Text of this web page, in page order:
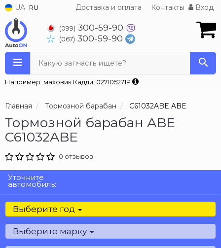
UA RU Доставка и оплата Контакты Вход
(099) 300-59-90
(067) 300-59-90
Какую запчасть ищете?
Например: маховик Кадди, 027105271P
Главная Тормозной барабан C61032ABE ABE
Тормозной барабан ABE
C61032ABE
0 отзывов
Уточните
автомобиль:
Выберите год
Выберите марку